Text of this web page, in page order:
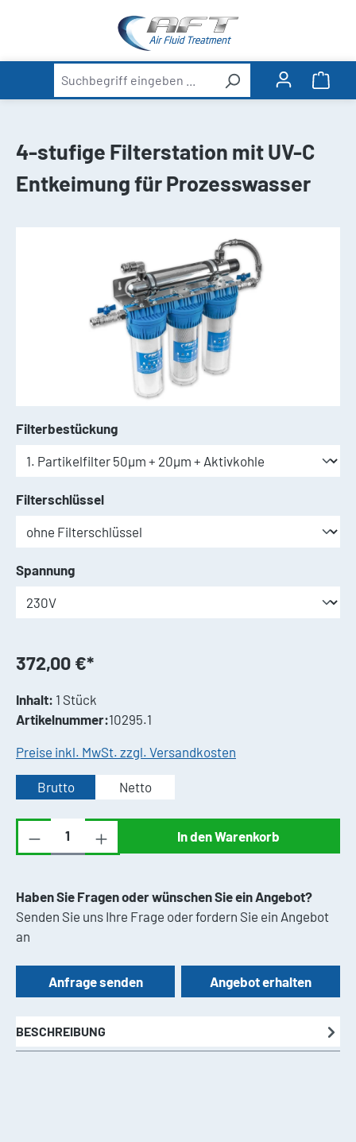
4-stufige Filterstation mit UV-C
Entkeimung für Prozesswasser
372,00 €*
Inhalt: 1 Stück
Artikelnummer:10295.1
Preise inkl. MwSt. zzgl. Versandkosten
Brutto Netto
Filterbestückungauswählen
Filterschlüsselauswählen
Spannungauswählen
Produkt Anzahl: Gib den gewünschten
In den Warenkorb
Haben Sie Fragen oder wünschen Sie ein Angebot?
Senden Sie uns Ihre Frage oder fordern Sie ein Angebot
an
Anfrage senden Angebot erhalten
BESCHREIBUNG